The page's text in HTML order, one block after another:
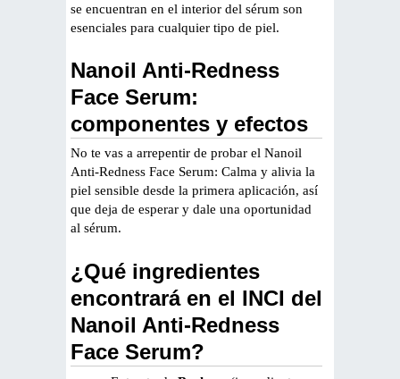
se encuentran en el interior del sérum son
esenciales para cualquier tipo de piel.
Nanoil Anti-Redness
Face Serum:
componentes y efectos
No te vas a arrepentir de probar el Nanoil
Anti-Redness Face Serum: Calma y alivia la
piel sensible desde la primera aplicación, así
que deja de esperar y dale una oportunidad
al sérum.
¿Qué ingredientes
encontrará en el INCI del
Nanoil Anti-Redness
Face Serum?